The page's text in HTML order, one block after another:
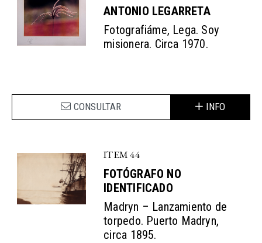
ANTONIO LEGARRETA
Fotografiáme, Lega. Soy
misionera. Circa 1970.
CONSULTAR INFO
ITEM 44
FOTÓGRAFO NO
IDENTIFICADO
Madryn – Lanzamiento de
torpedo. Puerto Madryn,
circa 1895.